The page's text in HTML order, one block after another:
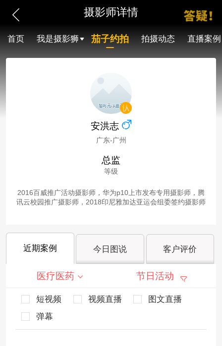
摄影师详情
首页 我是摄影狮 茄子约拍 拍摄动态 直播案例
安洪志
广东-广州
总监
等级
2016百威推广活动摄影师，华为p10上市发布专用摄影师，腾
讯云校园推广摄影师，2018印尼雅加达亚运会组委签约摄影师
近期案例 今日图说 客户评价
医疗医药 节日活动
短视频 视频直播
图文直播
弹幕